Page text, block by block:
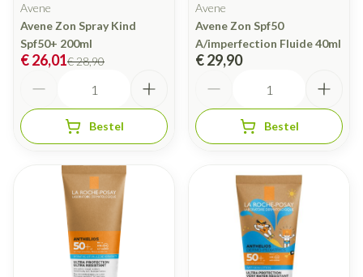
Avene
Avene Zon Spray Kind
Spf50+ 200ml
€ 28,90
€ 26,01
Bestel
Avene
Avene Zon Spf50
A/imperfection Fluide 40ml
€ 29,90
Bestel